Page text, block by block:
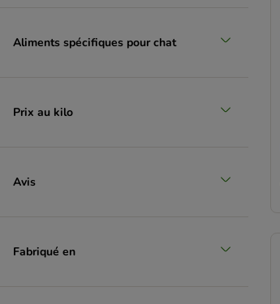
Aliments spécifiques pour chat
Prix au kilo
Avis
Fabriqué en